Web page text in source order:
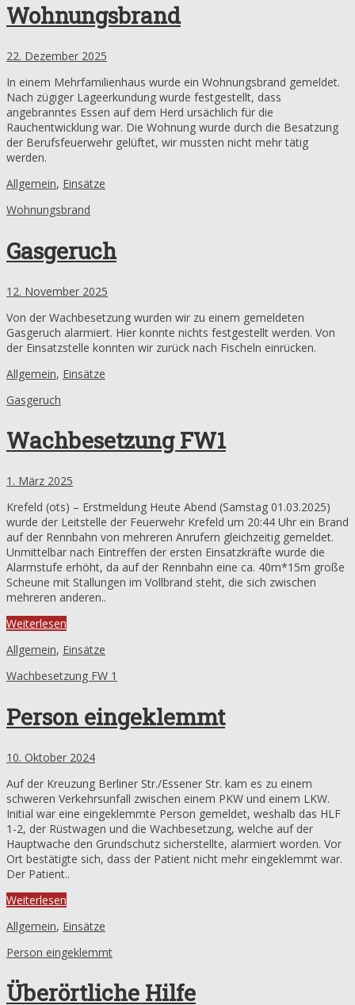
Wohnungsbrand
22. Dezember 2025
In einem Mehrfamilienhaus wurde ein Wohnungsbrand gemeldet.
Nach zügiger Lageerkundung wurde festgestellt, dass
angebranntes Essen auf dem Herd ursächlich für die
Rauchentwicklung war. Die Wohnung wurde durch die Besatzung
der Berufsfeuerwehr gelüftet, wir mussten nicht mehr tätig
werden.
Allgemein, Einsätze
Wohnungsbrand
Gasgeruch
12. November 2025
Von der Wachbesetzung wurden wir zu einem gemeldeten
Gasgeruch alarmiert. Hier konnte nichts festgestellt werden. Von
der Einsatzstelle konnten wir zurück nach Fischeln einrücken.
Allgemein, Einsätze
Gasgeruch
Wachbesetzung FW1
1. März 2025
Krefeld (ots) – Erstmeldung Heute Abend (Samstag 01.03.2025)
wurde der Leitstelle der Feuerwehr Krefeld um 20:44 Uhr ein Brand
auf der Rennbahn von mehreren Anrufern gleichzeitig gemeldet.
Unmittelbar nach Eintreffen der ersten Einsatzkräfte wurde die
Alarmstufe erhöht, da auf der Rennbahn eine ca. 40m*15m große
Scheune mit Stallungen im Vollbrand steht, die sich zwischen
mehreren anderen..
Weiterlesen
Allgemein, Einsätze
Wachbesetzung FW 1
Person eingeklemmt
10. Oktober 2024
Auf der Kreuzung Berliner Str./Essener Str. kam es zu einem
schweren Verkehrsunfall zwischen einem PKW und einem LKW.
Initial war eine eingeklemmte Person gemeldet, weshalb das HLF
1-2, der Rüstwagen und die Wachbesetzung, welche auf der
Hauptwache den Grundschutz sicherstellte, alarmiert worden. Vor
Ort bestätigte sich, dass der Patient nicht mehr eingeklemmt war.
Der Patient..
Weiterlesen
Allgemein, Einsätze
Person eingeklemmt
Überörtliche Hilfe